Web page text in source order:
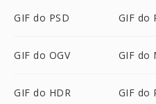
GIF do PSD GIF do
GIF do OGV GIF do
GIF do HDR GIF do